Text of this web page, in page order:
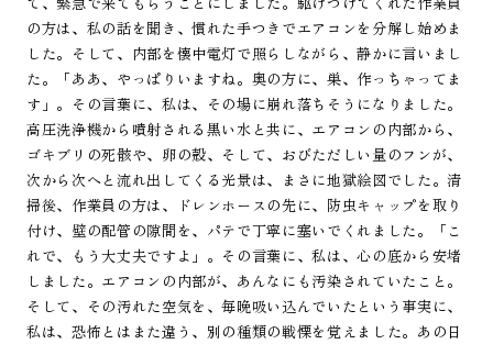
の方は、私の話を聞き、慣れた手つきでエアコンを分解し始めま
した。そして、内部を懐中電灯で照らしながら、静かに言いまし
た。「ああ、やっぱりいますね。奥の方に、巣、作っちゃってま
す」。その言葉に、私は、その場に崩れ落ちそうになりました。
高圧洗浄機から噴射される黒い水と共に、エアコンの内部から、
ゴキブリの死骸や、卵の殻、そして、おびただしい量のフンが、
次から次へと流れ出してくる光景は、まさに地獄絵図でした。清
掃後、作業員の方は、ドレンホースの先に、防虫キャップを取り
付け、壁の配管の隙間を、パテで丁寧に塞いでくれました。「こ
れで、もう大丈夫ですよ」。その言葉に、私は、心の底から安堵
しました。エアコンの内部が、あんなにも汚染されていたこと。
そして、その汚れた空気を、毎晩吸い込んでいたという事実に、
私は、恐怖とはまた違う、別の種類の戦慄を覚えました。あの日